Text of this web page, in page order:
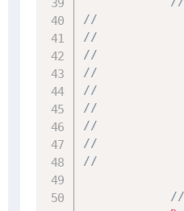
//
//
//
//
//
//
//
//
//
//